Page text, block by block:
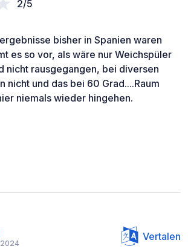
2/5
bisher in Spanien waren
es so vor, als wäre nur Weichspüler
nicht rausgegangen, bei diversen
nicht und das bei 60 Grad....Raum
niemals wieder hingehen.
Vertalen